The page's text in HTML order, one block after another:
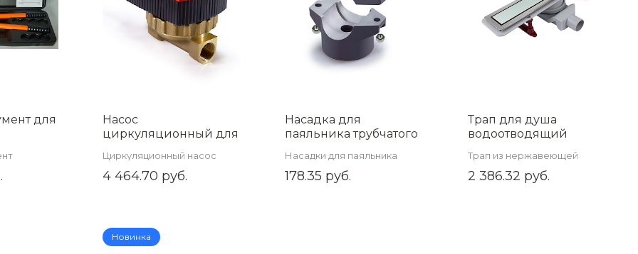
для
Насос
циркуляционный для
04
Циркуляционный насос
4 464.70 руб.
Насадка для
паяльника трубчатого
WM-H25
Насадки для паяльника
178.35 руб.
Трап для душа
водоотводящий
двухсторонней
решеткой
Трап из нержавеющей
стали
2 386.32 руб.
Новинка